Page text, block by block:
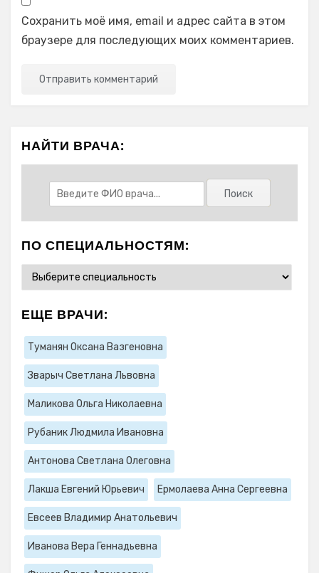
Сохранить моё имя, email и адрес сайта в этом
браузере для последующих моих комментариев.
НАЙТИ ВРАЧА:
ПО СПЕЦИАЛЬНОСТЯМ:
ЕЩЕ ВРАЧИ:
Туманян Оксана Вазгеновна
Зварыч Светлана Львовна
Маликова Ольга Николаевна
Рубаник Людмила Ивановна
Антонова Светлана Олеговна
Лакша Евгений Юрьевич Ермолаева Анна Сергеевна
Евсеев Владимир Анатольевич
Иванова Вера Геннадьевна